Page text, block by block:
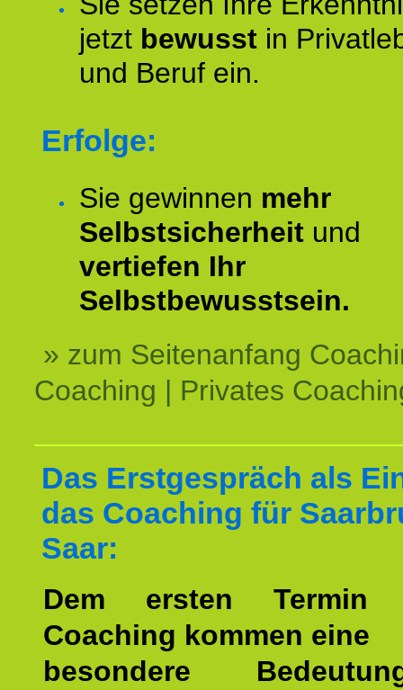
jetzt bewusst in
und Beruf ein.
Erfolge:
Sie gewinnen mehr
Selbstsicherheit und
vertiefen Ihr
Selbstbewusstsein.
» zum Seitenanfang
Coaching | Privates
Das Erstgespräch als
das Coaching für
Saar:
Dem ersten
Coaching kommen eine
besondere